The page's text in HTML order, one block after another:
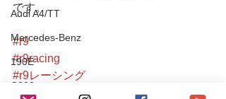
Audi A4/TT
Mercedes-Benz
190E
C200
です。
#r9
#r9racing
#r9レーシング
#r9racingteam